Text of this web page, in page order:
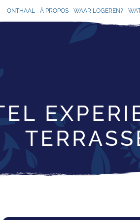
ONTHAAL À PROPOS WAAR LOGEREN?